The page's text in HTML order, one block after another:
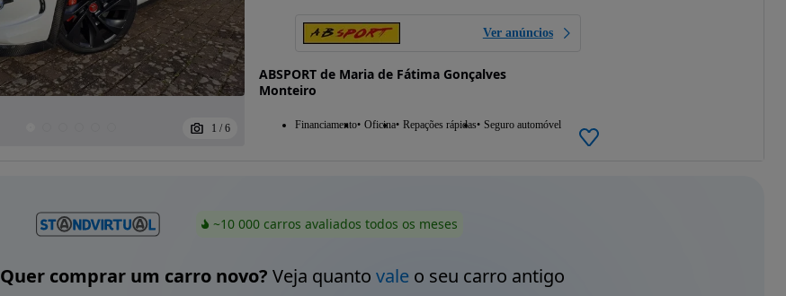
1 / 6
Ver anúncios
ABSPORT de Maria de Fátima Gonçalves
Monteiro
Financiamento Oficina Repações rápidas Seguro automóvel
~10 000 carros avaliados todos os meses
Quer comprar um carro novo? Veja quanto valeo seu carro antigo